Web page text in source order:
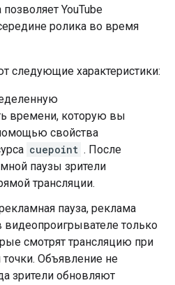
YouTube
ролика во время
следующие характеристики:
времени, которую вы
свойства
cuepoint . После
паузы зрители
трансляции.
пауза, реклама
видеопроигрывателе только
смотрят трансляцию при
Объявление не
зрители обновляют